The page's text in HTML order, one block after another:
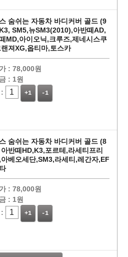
구매
숨쉬는 자동차 바디커버 골드 (9
SM5,뉴SM3(2010),아반떼AD,
MD,아이오닉,크루즈,제네시스쿠
져XG,옵티마,토스카
: 78,000원
: 1원
+1 -1
숨쉬는 자동차 바디커버 골드 (8
반떼HD,K3,포르테,라세티프리
베오세단,SM3,라세티,레간자,EF
: 78,000원
: 1원
+1 -1